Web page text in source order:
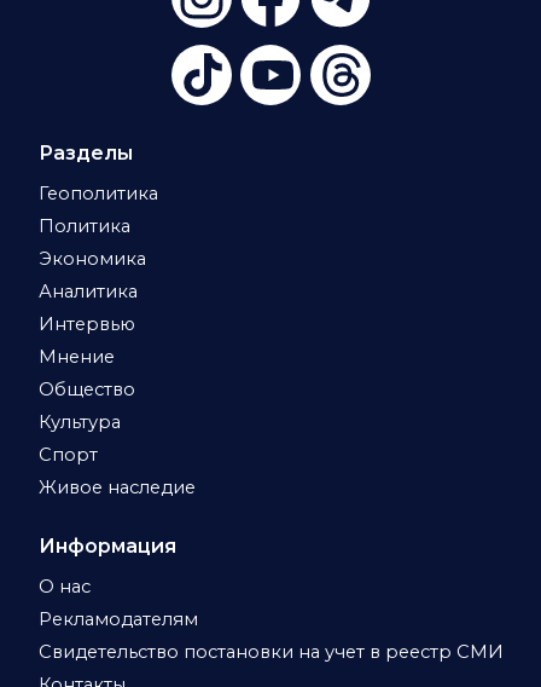
Разделы
Геополитика
Политика
Экономика
Аналитика
Интервью
Мнение
Общество
Культура
Спорт
Живое наследие
Информация
О нас
Рекламодателям
Свидетельство постановки на учет в реестр СМИ